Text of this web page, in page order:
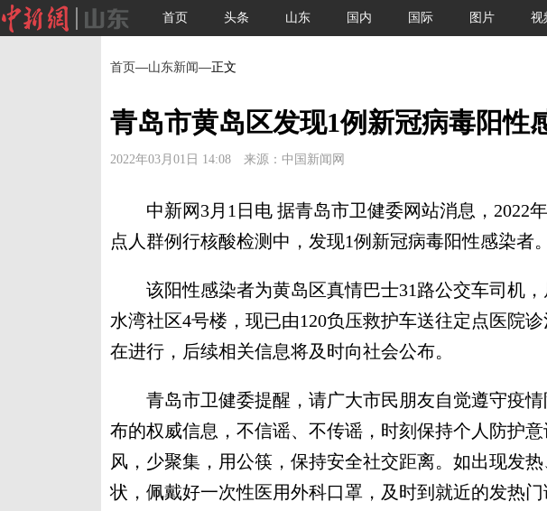
首页 头条 山东 国内 国际 图片 视
首页—山东新闻—正文
青岛市黄岛区发现1例新冠病毒阳性
2022年03月01日 14:08 来源：中国新闻网
中新网3月1日电 据青岛市卫健委网站消息，2022
点人群例行核酸检测中，发现1例新冠病毒阳性感染者。
该阳性感染者为黄岛区真情巴士31路公交车司机，
水湾社区4号楼，现已由120负压救护车送往定点医院
在进行，后续相关信息将及时向社会公布。
青岛市卫健委提醒，请广大市民朋友自觉遵守疫情
布的权威信息，不信谣、不传谣，时刻保持个人防护
风，少聚集，用公筷，保持安全社交距离。如出现发
状，佩戴好一次性医用外科口罩，及时到就近的发热